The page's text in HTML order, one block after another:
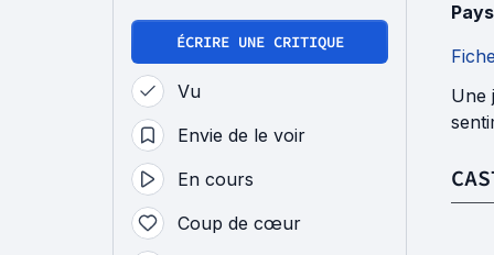
ÉCRIRE UNE CRITIQUE
Vu
Envie de le voir
En cours
Coup de cœur
Une